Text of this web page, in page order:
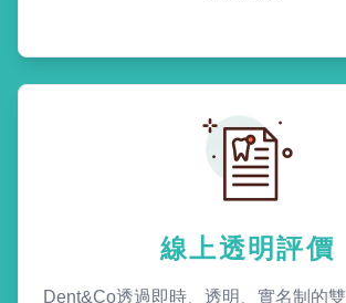
線上透明評價
Dent&Co透過即時、透明、實名制的雙